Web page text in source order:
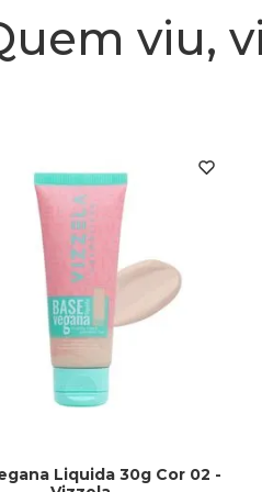
viu,
Liquida 30g Cor 02 -